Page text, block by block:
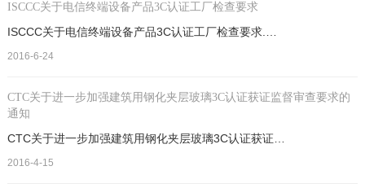
ISCCC关于电信终端设备产品3C认证工厂检查要求
2016-6-24
CTC关于进一步加强建筑用钢化夹层玻璃3C认证获证监督审查要求的
通知
2016-4-15